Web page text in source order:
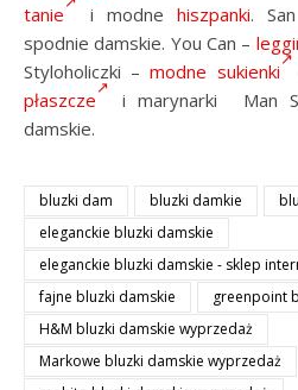
tanie
i modne hiszpanki.
spodnie damskie. You Can –
Styloholiczki –modne sukienki
płaszcze
i marynarki Man
damskie.
bluzki dam bluzki damkie
eleganckie bluzki damskie
eleganckie bluzki damskie - sklep
fajne bluzki damskie
greenpoint
H&M bluzki damskie wyprzedaż
Markowe bluzki damskie wyprzedaż